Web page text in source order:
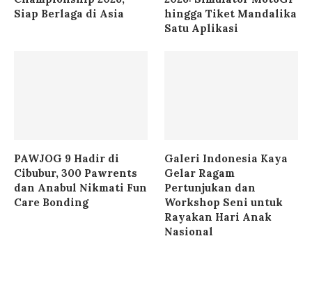
Siap Berlaga di Asia
hingga Tiket Mandalika
Satu Aplikasi
PAWJOG 9 Hadir di
Cibubur, 300 Pawrents
dan Anabul Nikmati Fun
Care Bonding
Galeri Indonesia Kaya
Gelar Ragam
Pertunjukan dan
Workshop Seni untuk
Rayakan Hari Anak
Nasional